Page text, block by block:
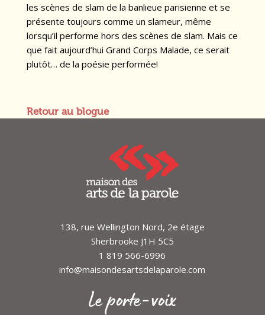
les scènes de slam de la banlieue parisienne et se
présente toujours comme un slameur, même
lorsqu’il performe hors des scènes de slam. Mais ce
que fait aujourd’hui Grand Corps Malade, ce serait
plutôt… de la poésie performée!
Retour au blogue
138, rue Wellington Nord, 2e étage
Sherbrooke J1H 5C5
1 819 566-6996
info@maisondesartsdelaparole.com
Le porte-voix